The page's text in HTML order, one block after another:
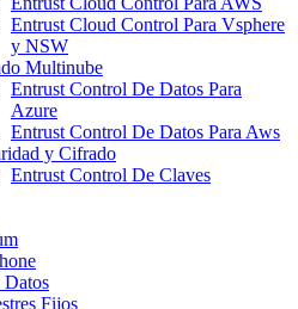
Entrust Cloud Control Para Vsphere
y NSW
Multinube
Entrust Control De Datos Para
Azure
Entrust Control De Datos Para Aws
y Cifrado
Entrust Control De Claves
Datos
Fijos